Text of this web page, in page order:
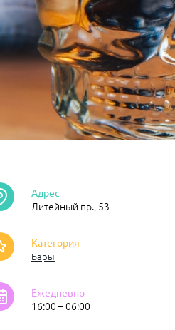
Адрес
Литейный пр., 53
Категория
Бары
Ежедневно
16:00 – 06:00